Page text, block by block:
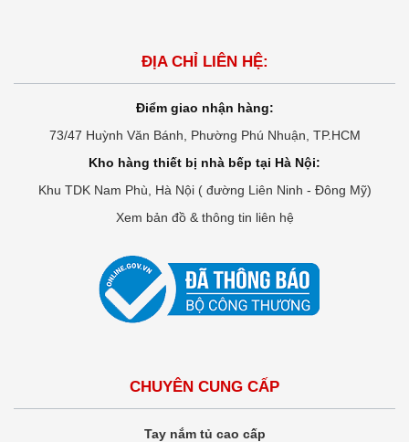
ĐỊA CHỈ LIÊN HỆ:
Điểm giao nhận hàng:
73/47 Huỳnh Văn Bánh, Phường Phú Nhuận, TP.HCM
Kho hàng thiết bị nhà bếp tại Hà Nội:
Khu TDK Nam Phù, Hà Nội ( đường Liên Ninh - Đông Mỹ)
Xem bản đồ & thông tin liên hệ
CHUYÊN CUNG CẤP
Tay nắm tủ cao cấp